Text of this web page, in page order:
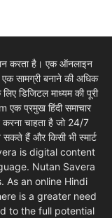
करता है। एक ऑनलाइन
सामग्री बनाने की अधिक
डिजिटल माध्यम की पूरी
प्रमुख हिंदी समाचार
करना चाहता है जो 24/7
हैं और किसी भी स्मार्ट
is digital content
Nutan Savera
As an online Hindi
is a greater need
to the full potential